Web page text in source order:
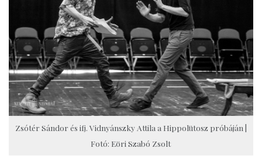
Zsótér Sándor és ifj. Vidnyánszky Attila a Hippolütosz próbáján |
Fotó: Eöri Szabó Zsolt